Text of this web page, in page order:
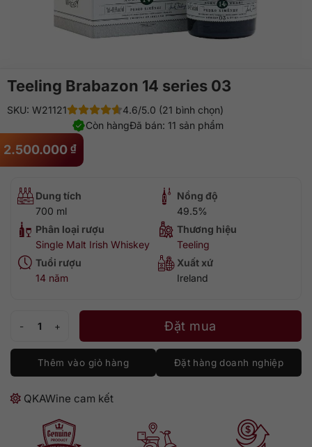
Teeling Brabazon 14 series 03
2.500.000 ₫
SKU: W21121
4.6/5.0 (21 bình chọn)
Đã bán: 11 sản phẩm
Còn hàng
Dung tích
700 ml
Nồng độ
49.5%
Phân loại rượu
Single Malt Irish Whiskey
Thương hiệu
Teeling
Tuổi rượu
14 năm
Xuất xứ
Ireland
Teeling Brabazon 14 series 03 số lượngĐặt mua
Thêm vào giỏ hàng Đặt hàng doanh nghiệp
QKAWine cam kết